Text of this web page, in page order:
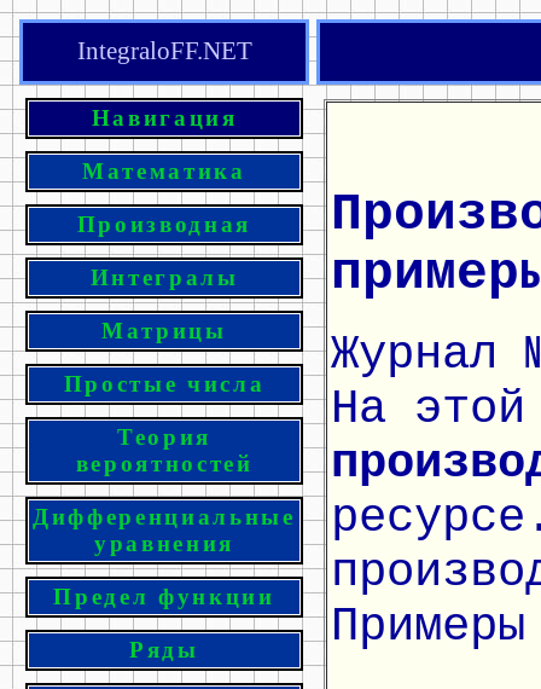
IntegraloFF.NET
Навигация
Математика
Производная
Интегралы
Матрицы
Простые числа
Теория
вероятностей
Дифференциальные
уравнения
Предел функции
Ряды
Журнал
На